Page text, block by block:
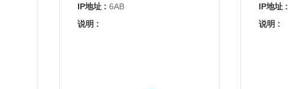
IP地址 : 6AB
说明 :
IP地址 :
说明 :